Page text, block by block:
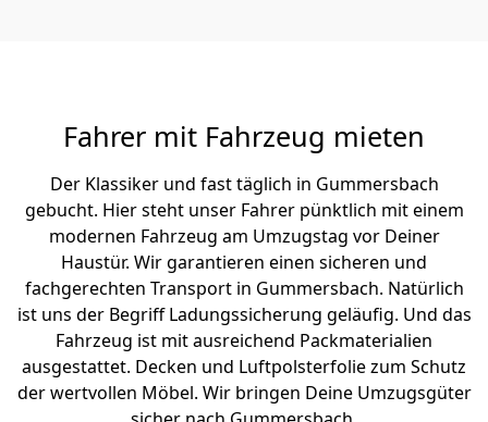
Fahrer mit Fahrzeug mieten
Der Klassiker und fast täglich in Gummersbach
gebucht. Hier steht unser Fahrer pünktlich mit einem
modernen Fahrzeug am Umzugstag vor Deiner
Haustür. Wir garantieren einen sicheren und
fachgerechten Transport in Gummersbach. Natürlich
ist uns der Begriff Ladungssicherung geläufig. Und das
Fahrzeug ist mit ausreichend Packmaterialien
ausgestattet. Decken und Luftpolsterfolie zum Schutz
der wertvollen Möbel. Wir bringen Deine Umzugsgüter